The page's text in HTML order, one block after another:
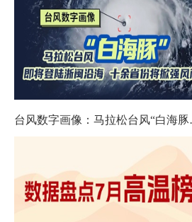
台风数